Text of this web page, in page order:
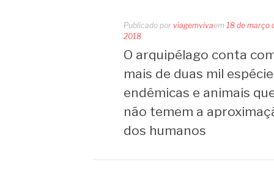
Publicado por viagemvivaem 18 de março
2018
O arquipélago conta
mais de duas mil
endêmicas e animais
não temem a
dos humanos